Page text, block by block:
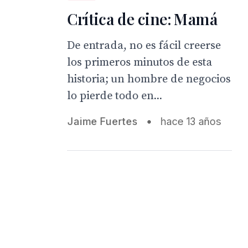
Crítica de cine: Mamá
De entrada, no es fácil creerse
los primeros minutos de esta
historia; un hombre de negocios
lo pierde todo en...
Jaime Fuertes • hace 13 años